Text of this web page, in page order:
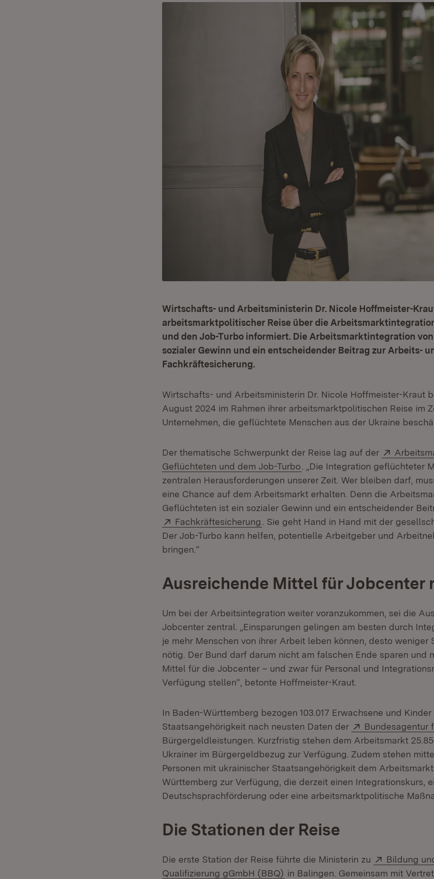
Wirtschafts- und Arbeitsministerin Dr. Nicole Hoffmeister-
arbeitsmarktpolitischer Reise über die
und den Job-Turbo informiert. Die Arbeitsmarktintegration
sozialer Gewinn und ein entscheidender Beitrag zur Arbeits-
Fachkräftesicherung.
Wirtschafts- und Arbeitsministerin Dr. Nicole Hoffmeister-Kraut
August 2024 im Rahmen ihrer arbeitsmarktpolitischen Reise im
Unternehmen, die geflüchtete Menschen aus der Ukraine
Der thematische Schwerpunkt der Reise lag auf der Extern:
Geflüchteten und dem Job-Turbo (Öffnet in neuem Fenster)
. „Die Integration geflüchteter
zentralen Herausforderungen unserer Zeit. Wer bleiben darf,
eine Chance auf dem Arbeitsmarkt erhalten. Denn die
Geflüchteten ist ein sozialer Gewinn und ein entscheidender
Extern:
Fachkräftesicherung (Öffnet in neuem Fenster)
. Sie geht Hand in Hand mit der
Der Job-Turbo kann helfen, potentielle Arbeitgeber und
bringen.“
Ausreichende Mittel für Jobcenter
Um bei der Arbeitsintegration weiter voranzukommen, sei die
Jobcenter zentral. „Einsparungen gelingen am besten durch
je mehr Menschen von ihrer Arbeit leben können, desto weniger
nötig. Der Bund darf darum nicht am falschen Ende sparen und
Mittel für die Jobcenter – und zwar für Personal und
Verfügung stellen“, betonte Hoffmeister-Kraut.
In Baden-Württemberg bezogen 103.017 Erwachsene und
Staatsangehörigkeit nach neusten Daten der
Extern:
Bundesagentur
Bürgergeldleistungen. Kurzfristig stehen dem Arbeitsmarkt
Ukrainer im Bürgergeldbezug zur Verfügung. Zudem stehen
Personen mit ukrainischer Staatsangehörigkeit dem
Württemberg zur Verfügung, die derzeit einen Integrationskurs,
Deutschsprachförderung oder eine arbeitsmarktpolitische
Die Stationen der Reise
Die erste Station der Reise führte die Ministerin zu Extern:
Bildung
Qualifizierung gGmbH (BBQ) (Öffnet in neuem Fenster)
in Balingen. Gemeinsam mit